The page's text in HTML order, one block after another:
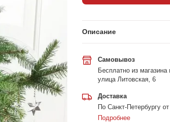
Описание
Самовывоз
Бесплатно из
улица Литовская, 6
Доставка
По Санкт-Петербургу
Подробнее